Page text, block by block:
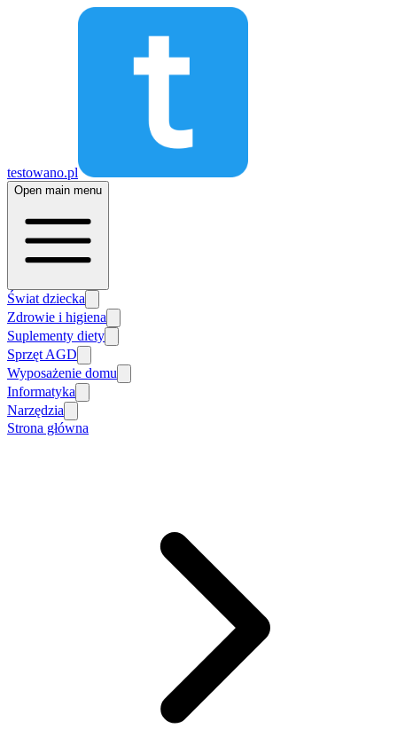
testowano.pl
Open main menu
Świat dziecka
Zdrowie i higiena
Suplementy diety
Sprzęt AGD
Wyposażenie domu
Informatyka
Narzędzia
Strona główna